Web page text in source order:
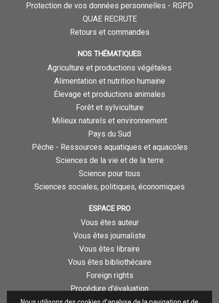
Protection de vos données personnelles - RGPD
QUAE RECRUTE
Retours et commandes
NOS THÉMATIQUES
Agriculture et productions végétales
Alimentation et nutrition humaine
Élevage et productions animales
Forêt et sylviculture
Milieux naturels et environnement
Pays du Sud
Pêche - Ressources aquatiques et aquacoles
Sciences de la vie et de la terre
Science pour tous
Sciences sociales, politiques, économiques
ESPACE PRO
Vous êtes auteur
Vous êtes journaliste
Vous êtes libraire
Vous êtes bibliothécaire
Foreign rights
Procédure d'évaluation